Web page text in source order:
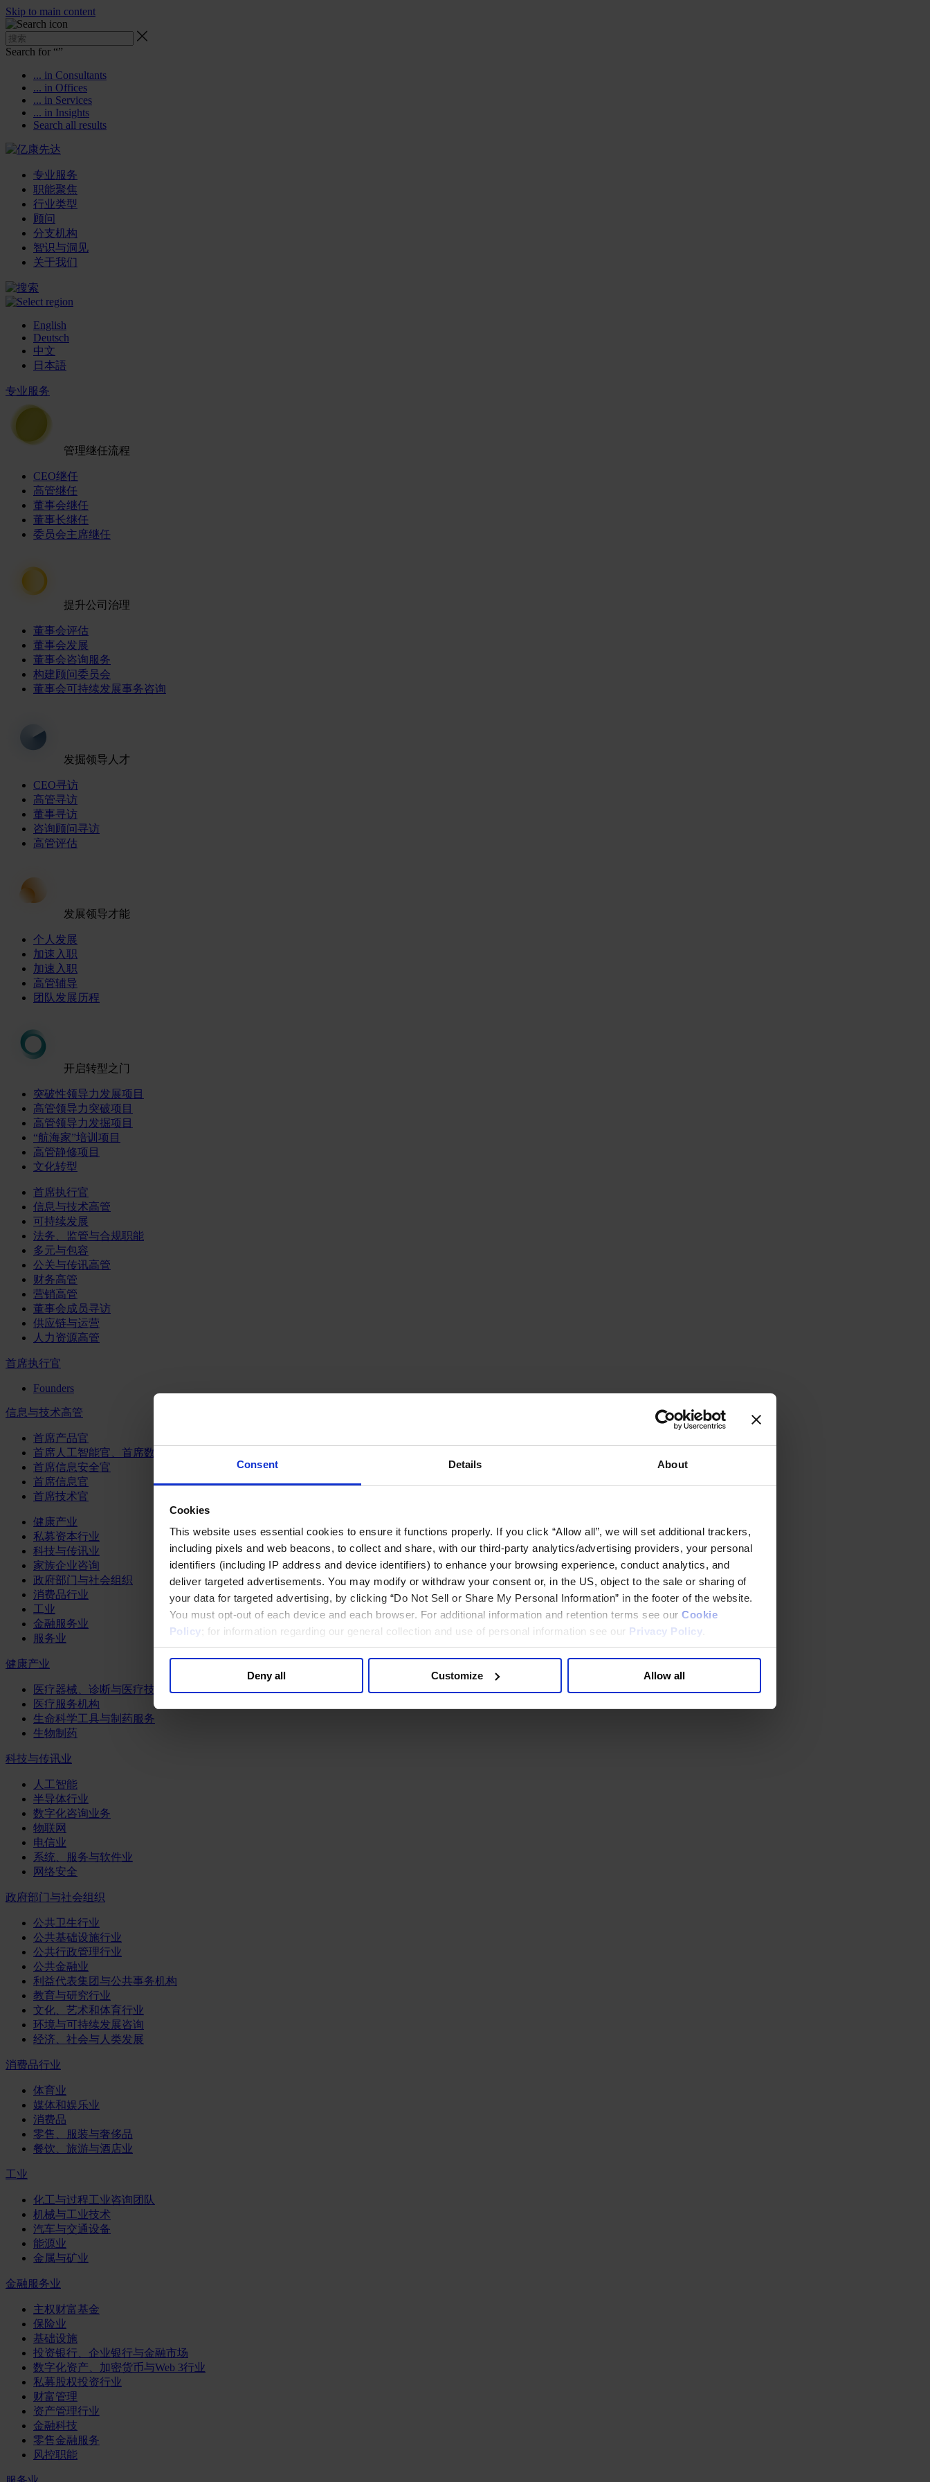
Consent Details About
Cookies
This website uses essential cookies to ensure it functions properly. If you click “Allow all”, we will set additional trackers,
including pixels and web beacons, to collect and share, with our third-party analytics/advertising providers, your personal
identifiers (including IP address and device identifiers) to enhance your browsing experience, conduct analytics, and
deliver targeted advertisements. You may modify or withdraw your consent or, in the US, object to the sale or sharing of
your data for targeted advertising, by clicking “Do Not Sell or Share My Personal Information” in the footer of the website.
You must opt-out of each device and each browser. For additional information and retention terms see our Cookie
Policy; for information regarding our general collection and use of personal information see our Privacy Policy
Deny all Customize Allow all
Skip to main content
Search for “”
... in Consultants
... in Offices
... in Services
... in Insights
Search all results
专业服务
职能聚焦
行业类型
顾问
分支机构
智识与洞见
关于我们
English
Deutsch
中文
日本語
专业服务
管理继任流程
CEO继任
高管继任
董事会继任
董事长继任
委员会主席继任
提升公司治理
董事会评估
董事会发展
董事会咨询服务
构建顾问委员会
董事会可持续发展事务咨询
发掘领导人才
CEO寻访
高管寻访
董事寻访
咨询顾问寻访
高管评估
发展领导才能
个人发展
加速入职
加速入职
高管辅导
团队发展历程
开启转型之门
突破性领导力发展项目
高管领导力突破项目
高管领导力发掘项目
“航海家”培训项目
高管静修项目
文化转型
首席执行官
信息与技术高管
可持续发展
法务、监管与合规职能
多元与包容
公关与传讯高管
财务高管
营销高管
董事会成员寻访
供应链与运营
人力资源高管
首席执行官
Founders
信息与技术高管
首席产品官
首席人工智能官、首席数据官和首席数据解析官
首席信息安全官
首席信息官
首席技术官
健康产业
私募资本行业
科技与传讯业
家族企业咨询
政府部门与社会组织
消费品行业
工业
金融服务业
服务业
健康产业
医疗器械、诊断与医疗技术
医疗服务机构
生命科学工具与制药服务
生物制药
科技与传讯业
人工智能
半导体行业
数字化咨询业务
物联网
电信业
系统、服务与软件业
网络安全
政府部门与社会组织
公共卫生行业
公共基础设施行业
公共行政管理行业
公共金融业
利益代表集团与公共事务机构
教育与研究行业
文化、艺术和体育行业
环境与可持续发展咨询
经济、社会与人类发展
消费品行业
体育业
媒体和娱乐业
消费品
零售、服装与奢侈品
餐饮、旅游与酒店业
工业
化工与过程工业咨询团队
机械与工业技术
汽车与交通设备
能源业
金属与矿业
金融服务业
主权财富基金
保险业
基础设施
投资银行、企业银行与金融市场
数字化资产、加密货币与Web 3行业
私募股权投资行业
财富管理
资产管理行业
金融科技
零售金融服务
风控职能